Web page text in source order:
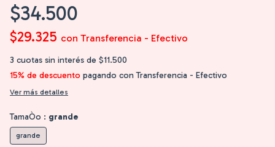
$34.500
$29.325 con Transferencia - Efectivo
3 cuotas sin interés de $11.500
15% de descuento pagando con Transferencia - Efectivo
Ver más detalles
TamaÒo : grande
grande